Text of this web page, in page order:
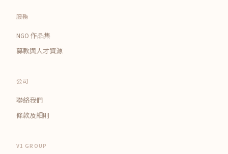
服務
NGO 作品集
募款與人才資源
公司
聯絡我們
條款及細則
V1 GROUP